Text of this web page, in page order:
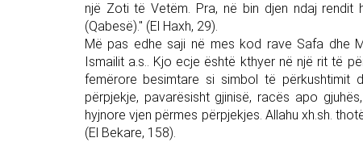
një Zoti të Vetëm. Pra, në bin djen ndaj rendit
(Qabesë)." (El Haxh, 29).
Më pas edhe saji në mes kod rave Safa dhe
Ismailit a.s.. Kjo ecje është kthyer në një rit të
femërore besimtare si simbol të përkushtimit
përpjekje, pavarësisht gjinisë, racës apo
hyjnore vjen përmes përpjekjes. Allahu xh.sh.
(El Bekare, 158).